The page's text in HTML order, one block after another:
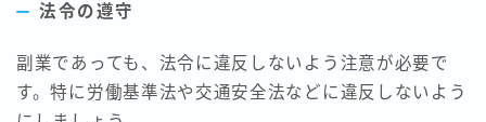
法令の遵守
副業であっても、法令に違反しないよう注意が必要で
す。特に労働基準法や交通安全法などに違反しないよう